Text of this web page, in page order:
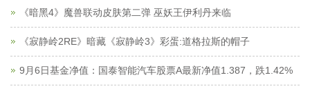
《暗黑4》魔兽联动皮肤第二弹 巫妖王伊利丹来临
《寂静岭2RE》暗藏《寂静岭3》彩蛋:道格拉斯的帽子
9月6日基金净值：国泰智能汽车股票A最新净值1.387，跌1.42%